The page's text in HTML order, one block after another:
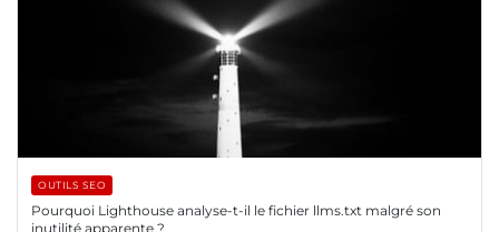
OUTILS SEO
Pourquoi Lighthouse analyse-t-il le fichier llms.txt malgré son
inutilité apparente ?